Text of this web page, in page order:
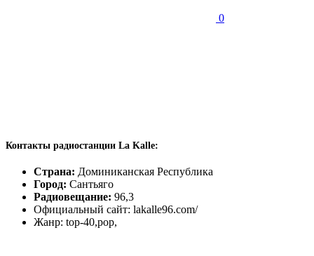
0
Контакты радиостанции La Kalle:
Страна: Доминиканская Республика
Город: Сантьяго
Радиовещание: 96,3
Официальный сайт: lakalle96.com/
Жанр: top-40,pop,